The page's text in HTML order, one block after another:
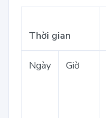
Thời gian
Ngày Giờ